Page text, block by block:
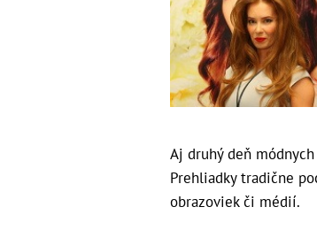
Aj druhý deň
Prehliadky tradične
obrazoviek či médií.